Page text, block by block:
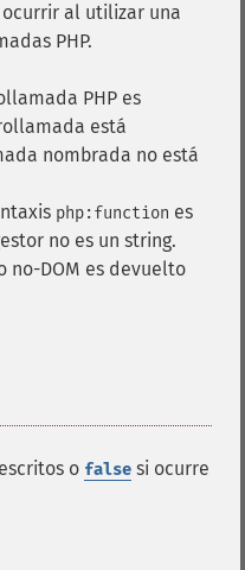
al utilizar una
PHP.
PHP es
está
nombrada no está
php:function es
no es un string.
no-DOM es devuelto
o false si ocurre